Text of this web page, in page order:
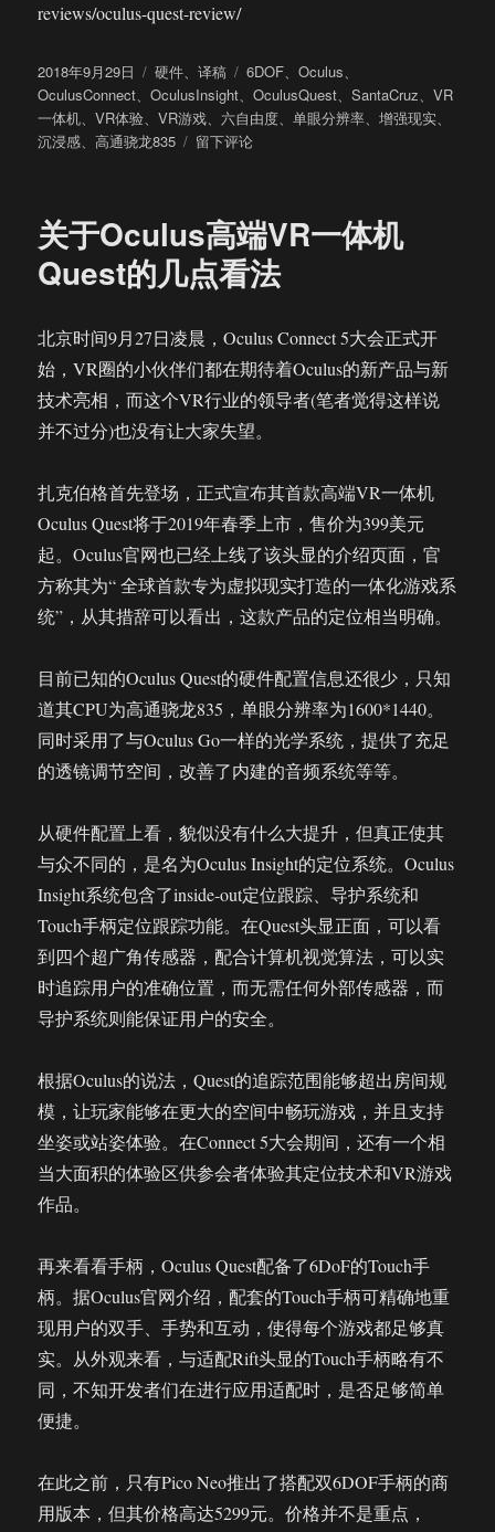
reviews/oculus-quest-review/
发
布
于
2018年9月29日
分
类
硬件、译稿
标
签
6DOF、Oculus、
OculusConnect、OculusInsight、OculusQuest、SantaCruz、VR
一体机、VR体验、VR游戏、 六自由度、单眼分辨率、增强现实、
沉浸感、高通骁龙835
于
手
体
验：
个
完
全
一
体
化
VR
游
戏
系
统
留下评论
关于Oculus高端VR一体机
Quest的几点看法
北京时间9月27日凌晨，Oculus Connect 5大会正式开
始，VR圈的小伙伴们都在期待着Oculus的新产品与新
技术亮相，而这个VR行业的领导者(笔者觉得这样说
并不过分)也没有让大家失望。
扎克伯格首先登场，正式宣布其首款高端VR一体机
Oculus Quest将于2019年春季上市，售价为399美元
起。Oculus官网也已经上线了该头显的介绍页面，官
方称其为“ 全球首款专为虚拟现实打造的一体化游戏系
统”，从其措辞可以看出，这款产品的定位相当明确。
目前已知的Oculus Quest的硬件配置信息还很少，只知
道其CPU为高通骁龙835，单眼分辨率为1600*1440。
同时采用了与Oculus Go一样的光学系统，提供了充足
的透镜调节空间，改善了内建的音频系统等等。
从硬件配置上看，貌似没有什么大提升，但真正使其
与众不同的，是名为Oculus Insight的定位系统。Oculus
Insight系统包含了inside-out定位跟踪、导护系统和
Touch手柄定位跟踪功能。在Quest头显正面，可以看
到四个超广角传感器，配合计算机视觉算法，可以实
时追踪用户的准确位置，而无需任何外部传感器，而
导护系统则能保证用户的安全。
根据Oculus的说法，Quest的追踪范围能够超出房间规
模，让玩家能够在更大的空间中畅玩游戏，并且支持
坐姿或站姿体验。在Connect 5大会期间，还有一个相
当大面积的体验区供参会者体验其定位技术和VR游戏
作品。
再来看看手柄，Oculus Quest配备了6DoF的Touch手
柄。据Oculus官网介绍，配套的Touch手柄可精确地重
现用户的双手、手势和互动，使得每个游戏都足够真
实。从外观来看，与适配Rift头显的Touch手柄略有不
同，不知开发者们在进行应用适配时，是否足够简单
便捷。
在此之前，只有Pico Neo推出了搭配双6DOF手柄的商
用版本，但其价格高达5299元。价格并不是重点，